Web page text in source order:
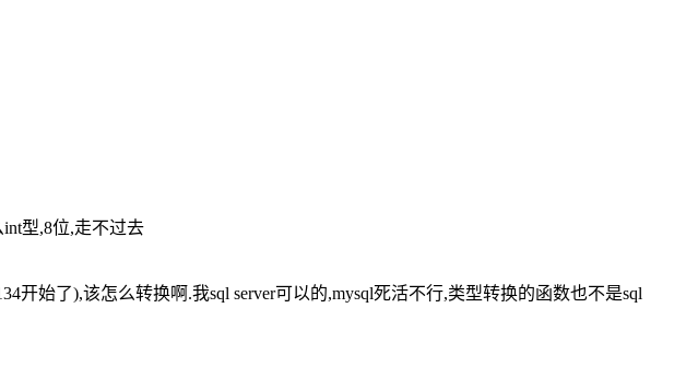
型,8位,走不过去
始了),该怎么转换啊.我sql server可以的,mysql死活不行,类型转换的函数也不是sql